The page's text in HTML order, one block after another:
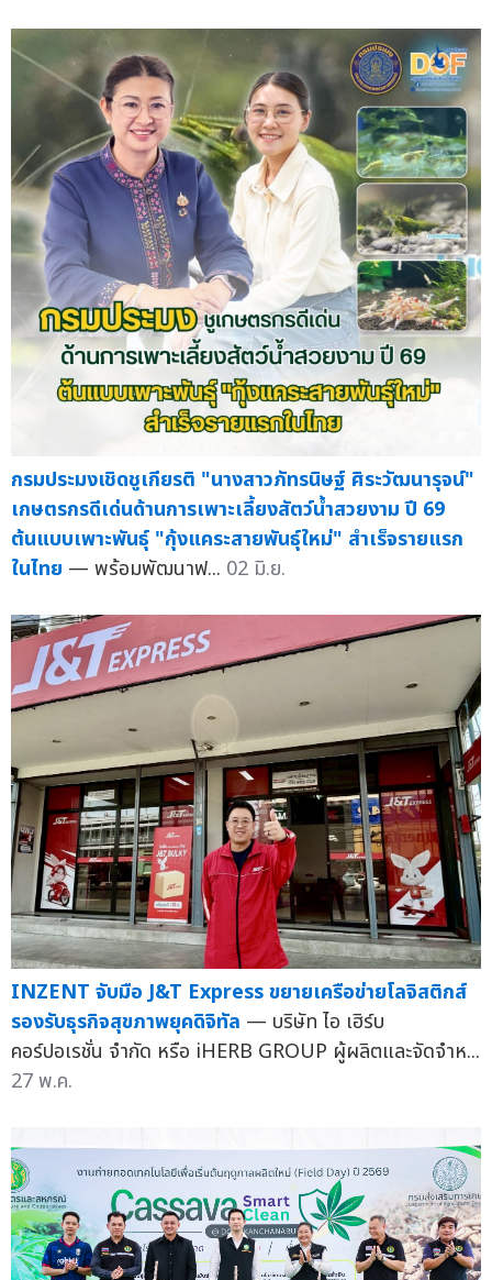
กรมประมงเชิดชูเกียรติ "นางสาวภัทรนิษฐ์ ศิระวัฒนารุจน์"
เกษตรกรดีเด่นด้านการเพาะเลี้ยงสัตว์น้ำสวยงาม ปี 69
ต้นแบบเพาะพันธุ์ "กุ้งแคระสายพันธุ์ใหม่" สำเร็จรายแรก
ในไทย — พร้อมพัฒนาฟ... 02 มิ.ย.
INZENT จับมือ J&T Express ขยายเครือข่ายโลจิสติกส์
รองรับธุรกิจสุขภาพยุคดิจิทัล — บริษัท ไอ เฮิร์บ
คอร์ปอเรชั่น จำกัด หรือ iHERB GROUP ผู้ผลิตและจัดจำห...
27 พ.ค.